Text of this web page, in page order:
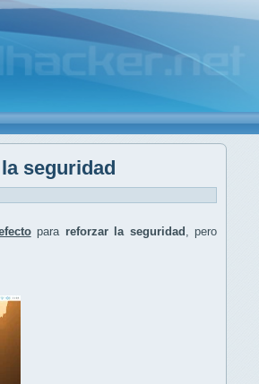
seguridad
para reforzar la seguridad
, pero